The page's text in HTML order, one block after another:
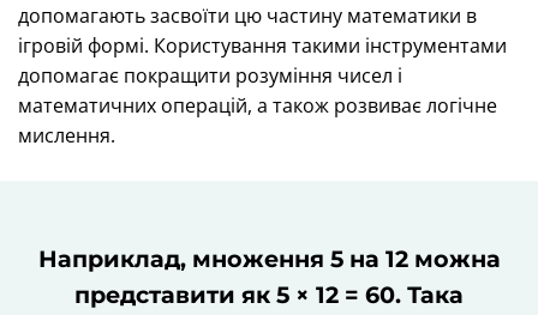
допомагають засвоїти цю частину математики в
ігровій формі. Користування такими інструментами
допомагає покращити розуміння чисел і
математичних операцій, а також розвиває логічне
мислення.
Наприклад, множення 5 на 12 можна
представити як 5 × 12 = 60. Така